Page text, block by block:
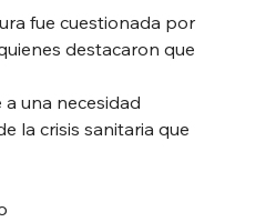
fue cuestionada por
destacaron que
una necesidad
la crisis sanitaria que